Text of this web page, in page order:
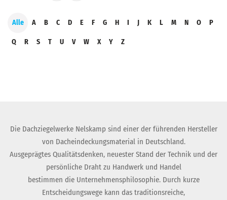
Alle A B C D E F G H I J K L M N O P
Q R S T U V W X Y Z
Die Dachziegelwerke Nelskamp sind einer der führenden Hersteller
von Dacheindeckungsmaterial in Deutschland.
Ausgeprägtes Qualitätsdenken, neuester Stand der Technik und der
persönliche Draht zu Handwerk und Handel
bestimmen die Unternehmensphilosophie. Durch kurze
Entscheidungswege kann das traditionsreiche,